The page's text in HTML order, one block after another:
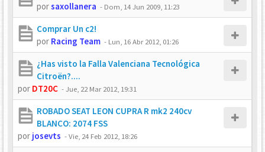
porsaxollanera - Dom, 14 Jun 2009, 11:23
Comprar Un c2!
por Racing Team - Lun, 16 Abr 2012, 01:26
¿Has visto la Falla Valenciana Tecnológica
Citroën?....
por DT20C -Jue, 22 Mar 2012, 19:31
ROBADO SEAT LEON CUPRA R mk2 240cv
BLANCO: 2074 FSS
por josevts -Vie, 24 Feb 2012, 18:26